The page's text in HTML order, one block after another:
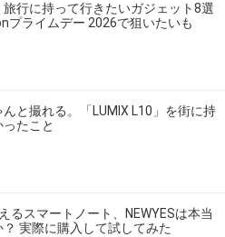
旅行に持って行きたいガジェット8選
プライムデー 2026で狙いたいも
と撮れる。「LUMIX L10」を街に持
たこと
るスマートノート、NEWYESは本当
実際に購入して試してみた